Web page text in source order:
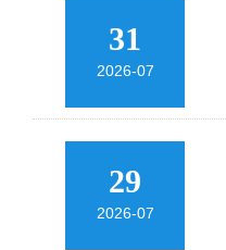
31
2026-07
29
2026-07